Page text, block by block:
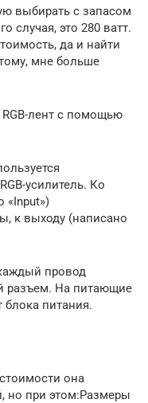
выбирать с запасом
случая, это 280 ватт.
да и найти
мне больше
лент с помощью
усилитель. Ко
«Input»)
к выходу (написано
провод
разъем. На питающие
блока питания.
она
но при этом:Размеры